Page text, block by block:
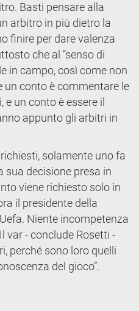
Basti pensare alla
arbitro in più dietro la
finire per dare valenza
che al “senso di
in campo, così come non
conto è commentare le
un conto è essere il
appunto gli arbitri in
solamente uno fa
sua decisione presa in
viene richiesto solo in
il presidente della
Niente incompetenza
var - conclude Rosetti -
perché sono loro quelli
del gioco”.